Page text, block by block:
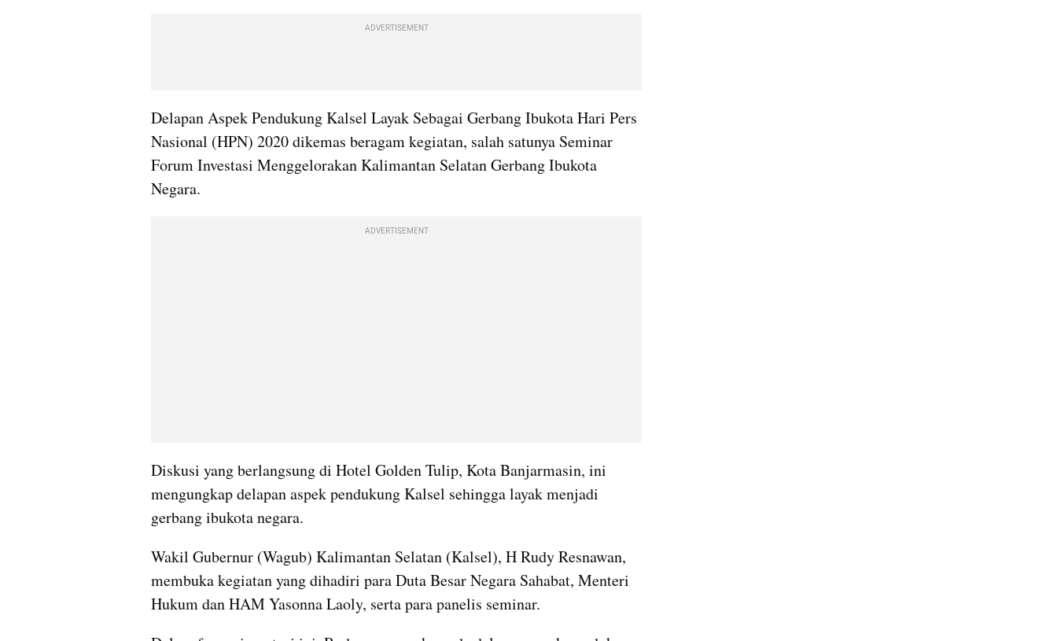
ADVERTISEMENT
Delapan Aspek Pendukung Kalsel Layak Sebagai Gerbang Ibukota Hari Pers
Nasional (HPN) 2020 dikemas beragam kegiatan, salah satunya Seminar
Forum Investasi Menggelorakan Kalimantan Selatan Gerbang Ibukota
Negara.
ADVERTISEMENT
Diskusi yang berlangsung di Hotel Golden Tulip, Kota Banjarmasin, ini
mengungkap delapan aspek pendukung Kalsel sehingga layak menjadi
gerbang ibukota negara.
Wakil Gubernur (Wagub) Kalimantan Selatan (Kalsel), H Rudy Resnawan,
membuka kegiatan yang dihadiri para Duta Besar Negara Sahabat, Menteri
Hukum dan HAM Yasonna Laoly, serta para panelis seminar.